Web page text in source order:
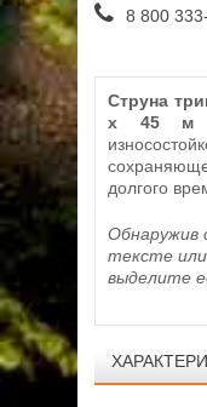
8 800
Струна
х 45 м
долгого
Обнаружив
тексте или
выделите